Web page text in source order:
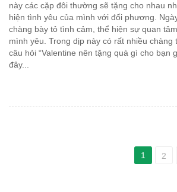
này các cặp đôi thường sẽ tặng cho nhau
hiện tình yêu của mình với đối phương.
chàng bày tỏ tình cảm, thể hiện sự quan
mình yêu. Trong dịp này có rất nhiều chàng
câu hỏi “Valentine nên tặng quà gì cho bạn
đây...
1 2